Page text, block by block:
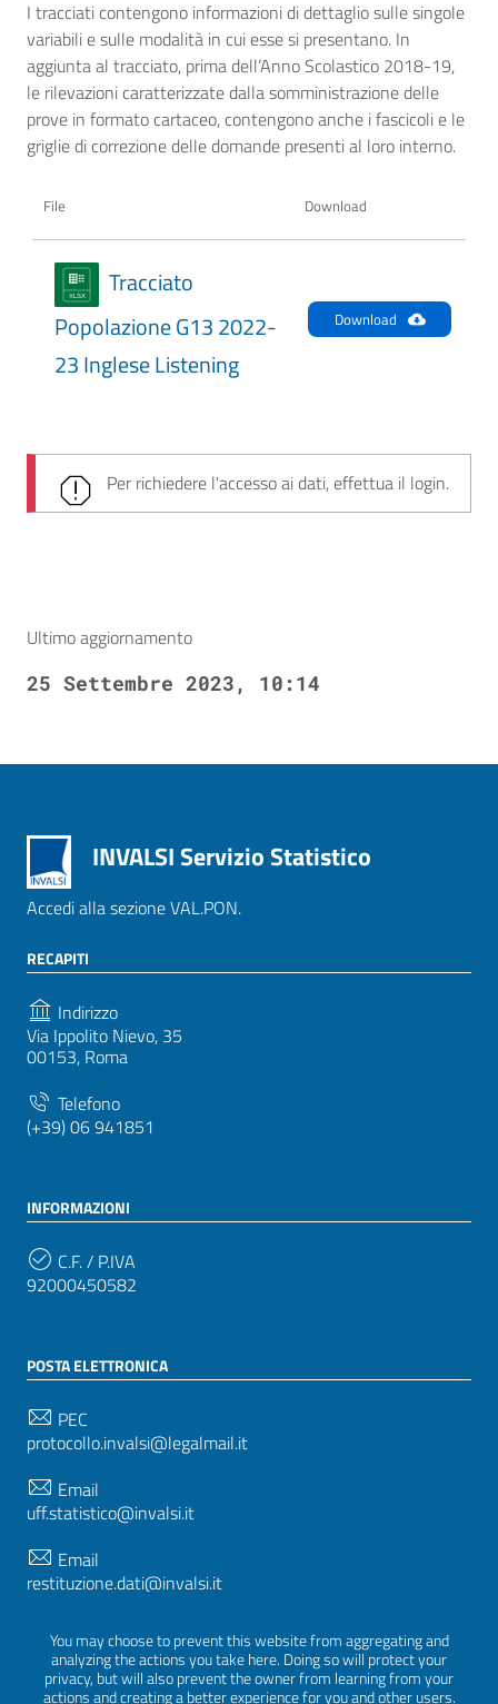
You may choose to prevent this website from aggregating and
analyzing the actions you take here. Doing so will protect your
privacy, but will also prevent the owner from learning from your
actions and creating a better experience for you and other users.
I tracciati contengono informazioni di dettaglio sulle singole
variabili e sulle modalità in cui esse si presentano. In
aggiunta al tracciato, prima dell’Anno Scolastico 2018-19,
le rilevazioni caratterizzate dalla somministrazione delle
prove in formato cartaceo, contengono anche i fascicoli e le
griglie di correzione delle domande presenti al loro interno.
File Download
Tracciato
Popolazione G13 2022-
23 Inglese Listening
Download
Per richiedere l'accesso ai dati, effettua il login.
Ultimo aggiornamento
25 Settembre 2023, 10:14
INVALSI Servizio Statistico
Accedi alla sezione VAL.PON.
RECAPITI
Indirizzo
Via Ippolito Nievo, 35
00153, Roma
Telefono
(+39) 06 941851
INFORMAZIONI
C.F. / P.IVA
92000450582
POSTA ELETTRONICA
PEC
protocollo.invalsi@legalmail.it
Email
uff.statistico@invalsi.it
Email
restituzione.dati@invalsi.it
SEGUICI SU